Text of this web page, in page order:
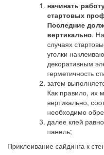
начинать
стартовых
Последние
вертикально.
случаях
уголки
декоративным
герметичность
затем
Как правило, их
вертикально,
необходимо
далее клей
панель;
Приклеивание сайдинга к